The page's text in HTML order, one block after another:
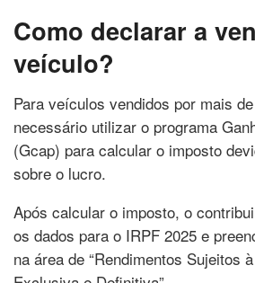
Como declarar a
veículo?
Para veículos vendidos por mais
necessário utilizar o programa
(Gcap) para calcular o imposto
sobre o lucro.
Após calcular o imposto, o
os dados para o IRPF 2025 e
na área de “Rendimentos Sujeitos